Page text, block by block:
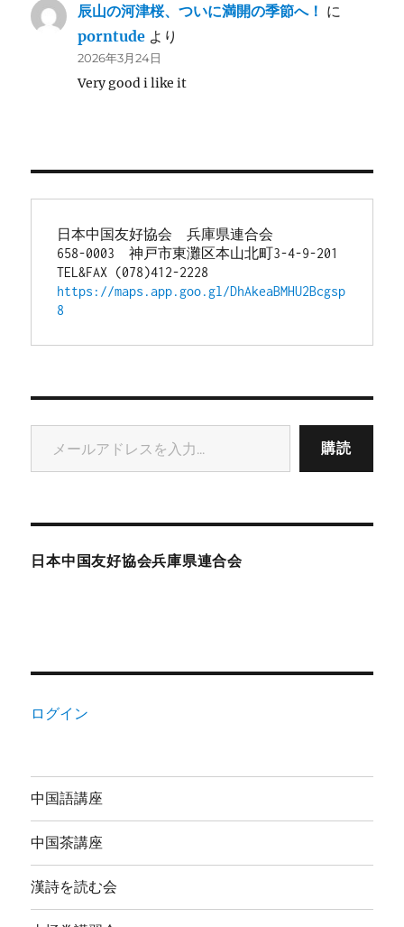
辰山の河津桜、ついに満開の季節へ！ に
porntude より
2026年3月24日
Very good i like it
日本中国友好協会　兵庫県連合会
658-0003　神戸市東灘区本山北町3-4-9-201
TEL&FAX (078)412-2228
https://maps.app.goo.gl/DhAkeaBMHU2Bcgsp
8
メールアドレスを入力...
購読
日本中国友好協会兵庫県連合会
ログイン
中国語講座
中国茶講座
漢詩を読む会